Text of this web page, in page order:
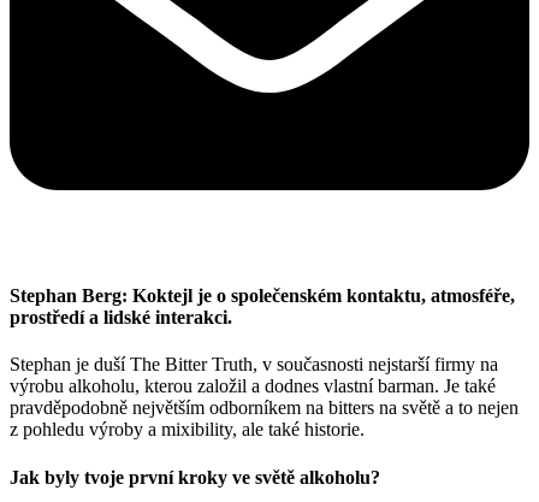
Stephan Berg: Koktejl je o společenském kontaktu, atmosféře,
prostředí a lidské interakci.
Stephan je duší The Bitter Truth, v současnosti nejstarší firmy na
výrobu alkoholu, kterou založil a dodnes vlastní barman. Je také
pravděpodobně největším odborníkem na bitters na světě a to nejen
z pohledu výroby a mixibility, ale také historie.
Jak byly tvoje první kroky ve světě alkoholu?